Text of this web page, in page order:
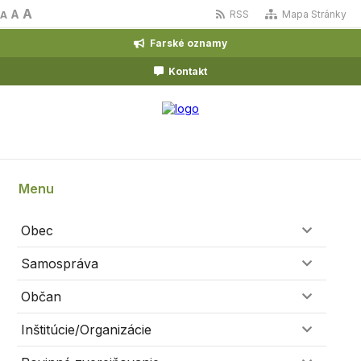
A A A RSS Mapa Stránky
Farské oznamy
Kontakt
Menu
Obec
Samospráva
Občan
Inštitúcie/Organizácie